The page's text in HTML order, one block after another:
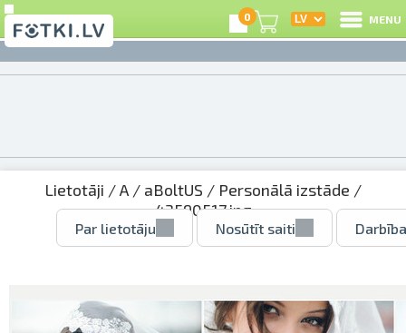
0 MENU
Lietotāji /A / aBoltUS / Personālā izstāde /
43590517.jpg
Par lietotāju Nosūtīt saiti